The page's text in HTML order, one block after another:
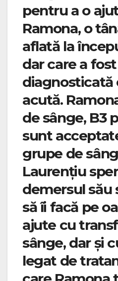
pentru a o
Ramona, o
aflată la
dar care a fost
diagnosticată
acută.
de sânge, B3
sunt
grupe de
Laurențiu
demersul său
să îi facă pe
ajute cu
sânge, dar și
legat de